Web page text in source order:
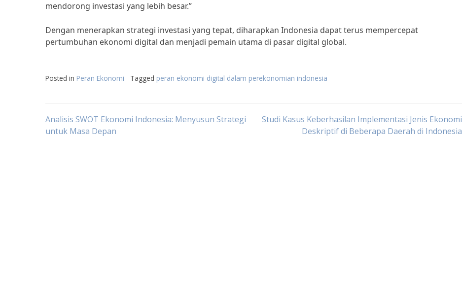
mendorong investasi yang lebih besar.”
Dengan menerapkan strategi investasi yang tepat, diharapkan Indonesia dapat terus mempercepat
pertumbuhan ekonomi digital dan menjadi pemain utama di pasar digital global.
Posted in Peran Ekonomi Tagged peran ekonomi digital dalam perekonomian indonesia
Post
Analisis SWOT Ekonomi Indonesia: Menyusun Strategi
untuk Masa Depan
Studi Kasus Keberhasilan Implementasi Jenis Ekonomi
Deskriptif di Beberapa Daerah di Indonesia